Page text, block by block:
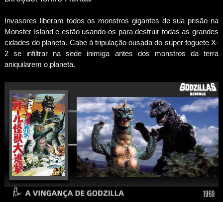
Invasores liberam todos os monstros gigantes de sua prisão na
Monster Island e estão usando-os para destruir todas as grandes
cidades do planeta. Cabe à tripulação ousada do super foguete X-
2 se infiltrar na sede inimiga antes dos monstros da terra
aniquilarem o planeta.